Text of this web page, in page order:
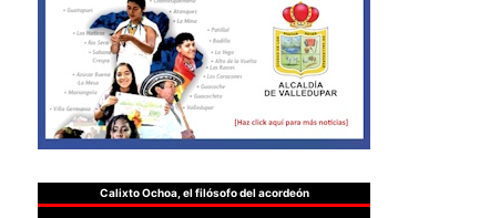
Calixto Ochoa, el filósofo del acordeón